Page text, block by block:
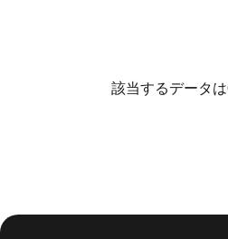
該当するデータは